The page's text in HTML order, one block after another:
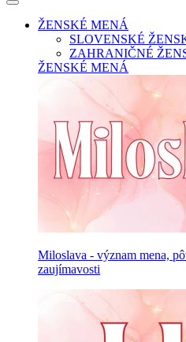
ŽENSKÉ MENÁ
SLOVENSKÉ
ZAHRANIČNÉ
ŽENSKÉ MENÁ
Miloslava - význam mena,
zaujímavosti